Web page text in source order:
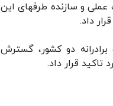
عملی و سازنده طرفهای این
داد.
دو کشور، گسترش
قرار داد.